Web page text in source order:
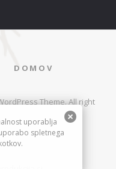
DOMOV
Theme. All right
uporablja
spletnega